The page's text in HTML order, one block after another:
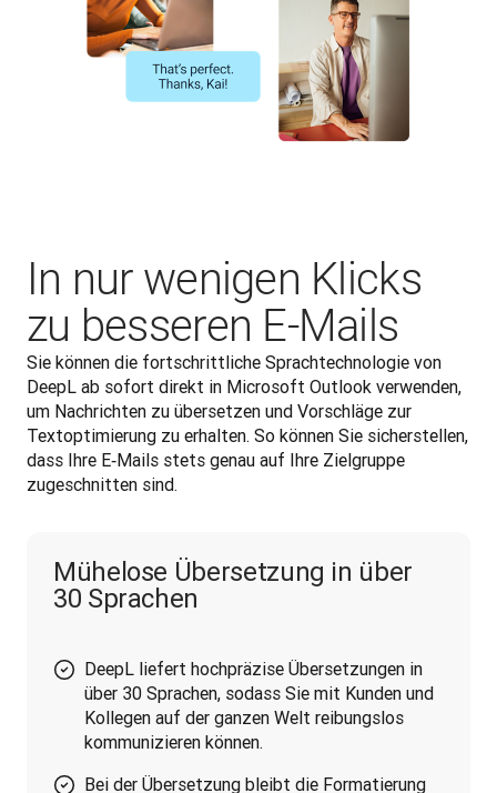
In nur wenigen Klicks
zu besseren E‑Mails
Sie können die fortschrittliche Sprachtechnologie von
DeepL ab sofort direkt in Microsoft Outlook verwenden,
um Nachrichten zu übersetzen und Vorschläge zur
Textoptimierung zu erhalten. So können Sie sicherstellen,
dass Ihre E‑Mails stets genau auf Ihre Zielgruppe
zugeschnitten sind.
Mühelose Übersetzung in über
30 Sprachen
DeepL liefert hochpräzise Übersetzungen in
über 30 Sprachen, sodass Sie mit Kunden und
Kollegen auf der ganzen Welt reibungslos
kommunizieren können.
Bei der Übersetzung bleibt die Formatierung